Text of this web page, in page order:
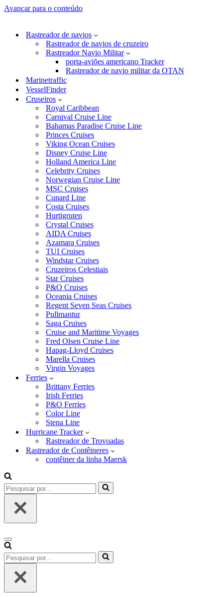
Avançar para o conteúdo
Rastreador de navios
Rastreador de navios de cruzeiro
Rastreador Navio Militar
porta-aviões americano Tracker
Rastreador de navio militar da OTAN
Marinetraffic
VesselFinder
Cruseiros
Royal Caribbean
Carnival Cruise Line
Bahamas Paradise Cruise Line
Princes Cruises
Viking Ocean Cruises
Disney Cruise Line
Holland America Line
Celebrity Cruises
Norwegian Cruise Line
MSC Cruises
Cunard Line
Costa Cruises
Hurtigruten
Crystal Cruises
AIDA Cruises
Azamara Cruises
TUI Cruises
Windstar Cruises
Cruzeiros Celestiais
Star Cruises
P&O Cruises
Oceania Cruises
Regent Seven Seas Cruises
Pullmantur
Saga Cruises
Cruise and Maritime Voyages
Fred Olsen Cruise Line
Hapag-Lloyd Cruises
Marella Cruises
Virgin Voyages
Ferries
Brittany Ferries
Irish Ferries
P&O Ferries
Color Line
Stena Line
Hurricane Tracker
Rastreador de Trovoadas
Rastreador de Contêineres
contêiner da linha Maersk
Pesquisar
por...
Menu
de
navegação
Pesquisar
por...